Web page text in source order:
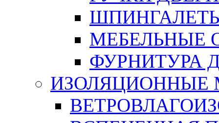
МЕБЕЛЬНЫЕ
ФУРНИТУРА
ИЗОЛЯЦИОННЫЕ